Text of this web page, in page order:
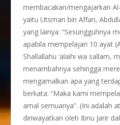
membacakan/mengajarkan
yaitu Utsman bin Affan,
yang lainya: “Sesungguhnya
apabila mempelajari 10 ayat
Shallallahu ‘alaihi wa sallam,
menambahnya sehingga
mengamalkan apa yang
berkata: “Maka kami
amal semuanya”. (Ini adalah
diriwayatkan oleh Ibnu Jarir